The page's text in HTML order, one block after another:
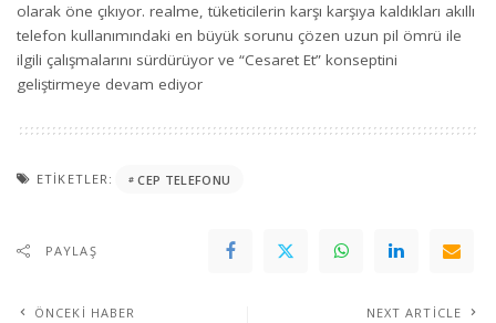
olarak öne çıkıyor. realme, tüketicilerin karşı karşıya kaldıkları akıllı
telefon kullanımındaki en büyük sorunu çözen uzun pil ömrü ile
ilgili çalışmalarını sürdürüyor ve “Cesaret Et” konseptini
geliştirmeye devam ediyor
ETIKETLER: CEP TELEFONU
PAYLAŞ
ÖNCEKI HABER NEXT ARTICLE